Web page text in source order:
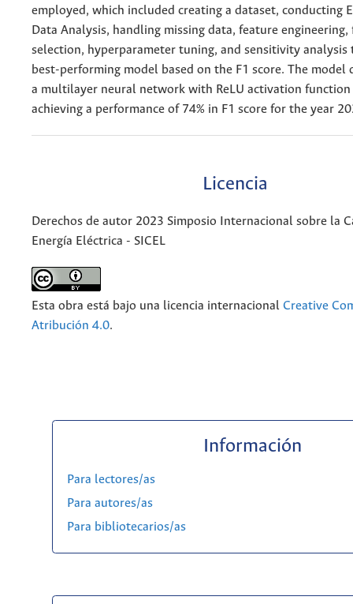
employed, which included creating a dataset, conducting
Data Analysis, handling missing data, feature engineering,
selection, hyperparameter tuning, and sensitivity analysis
best-performing model based on the F1 score. The model
a multilayer neural network with ReLU activation
achieving a performance of 74% in F1 score for the year
Licencia
Derechos de autor 2023 Simposio Internacional sobre la
Energía Eléctrica - SICEL
Esta obra está bajo una licencia internacional Creative
Atribución 4.0.
Información
Para lectores/as
Para autores/as
Para bibliotecarios/as